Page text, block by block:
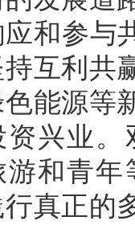
和参与
互利共
能源等
资兴业
游和青年
真正的